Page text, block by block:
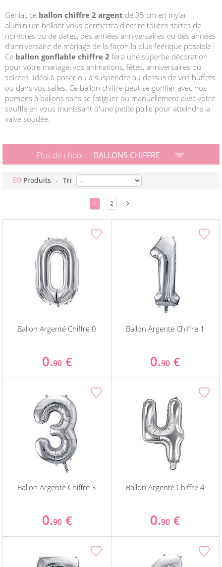
Génial, ce ballon chiffre 2 argent de 35 cm en mylar
aluminium brillant vous permettra d'écrire toutes sortes de
nombres ou de dates, des années anniversaires ou des années
d’anniversaire de mariage de la façon la plus féérique possible !
Ce ballon gonflable chiffre 2 fera une superbe décoration
pour votre mariage, vos animations, fêtes, anniversaires ou
soirées. Idéal à poser ou à suspendre au dessus de vos buffets
ou dans vos salles. Ce ballon chiffre peut se gonfler avec nos
pompes à ballons sans se fatiguer ou manuellement avec votre
souffle en vous munissant d'une petite paille pour atteindre la
valve soudée.
Plus de choix : BALLONS CHIFFRE
69 Produits - Tri
1 2
Ballon Argenté Chiffre 0
0.90 €
Ballon Argenté Chiffre 1
0.90 €
Ballon Argenté Chiffre 3
0.90 €
Ballon Argenté Chiffre 4
0.90 €